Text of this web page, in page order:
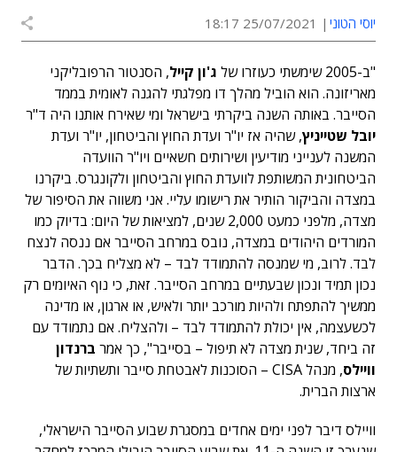
יוסי הטוני 25/07/2021 18:17
"ב-2005 שימשתי כעוזרו של ג'ון קייל, הסנטור הרפובליקני
מאריזונה. הוא הוביל מהלך דו מפלגתי להגנה לאומית בממד
הסייבר. באותה השנה ביקרתי בישראל ומי שאירח אותנו היה ד"ר
יובל שטייניץ, שהיה אז יו"ר ועדת החוץ והביטחון, יו"ר ועדת
המשנה לענייני מודיעין ושירותים חשאיים ויו"ר הוועדה
הביטחונית המשותפת לוועדת החוץ והביטחון ולקונגרס. ביקרנו
במצדה והביקור הותיר את רישומו עליי. אני משווה את הסיפור של
מצדה, מלפני כמעט 2,000 שנים, למציאות של היום: בדיוק כמו
המורדים היהודים במצדה, נובס במרחב הסייבר אם ננסה לנצח
לבד. לרוב, מי שמנסה להתמודד לבד – לא מצליח בכך. הדבר
נכון תמיד ונכון שבעתיים במרחב הסייבר. זאת, כי נוף האיומים רק
ממשיך להתפתח ולהיות מורכב יותר ולאיש, או ארגון, או מדינה
לכשעצמה, אין יכולת להתמודד לבד – ולהצליח. אם נתמודד עם
זה ביחד, שנית מצדה לא תיפול – בסייבר", כך אמר ברנדון
וויילס
, מנהל CISA – הסוכנות לאבטחת סייבר ותשתיות של
ארצות הברית.
וויילס דיבר לפני ימים אחדים במסגרת שבוע הסייבר הישראלי,